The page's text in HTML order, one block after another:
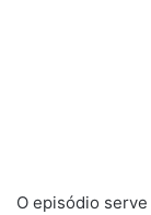
O episódio